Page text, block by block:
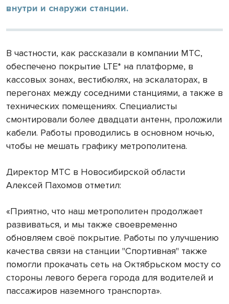
внутри и снаружи станции.
В частности, как рассказали в компании МТС,
обеспечено покрытие LTE* на платформе, в
кассовых зонах, вестибюлях, на эскалаторах, в
перегонах между соседними станциями, а также в
технических помещениях. Специалисты
смонтировали более двадцати антенн, проложили
кабели. Работы проводились в основном ночью,
чтобы не мешать графику метрополитена.
Директор МТС в Новосибирской области
Алексей Пахомов отметил:
«Приятно, что наш метрополитен продолжает
развиваться, и мы также своевременно
обновляем своё покрытие. Работы по улучшению
качества связи на станции "Спортивная" также
помогли прокачать сеть на Октябрьском мосту со
стороны левого берега города для водителей и
пассажиров наземного транспорта».